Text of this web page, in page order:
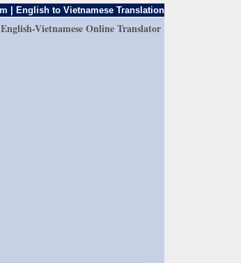
| English to Vietnamese Translation
English-Vietnamese Online Translator